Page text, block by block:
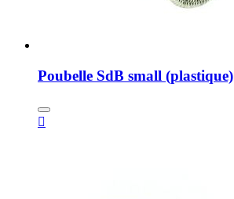
Poubelle SdB small (plastique)
